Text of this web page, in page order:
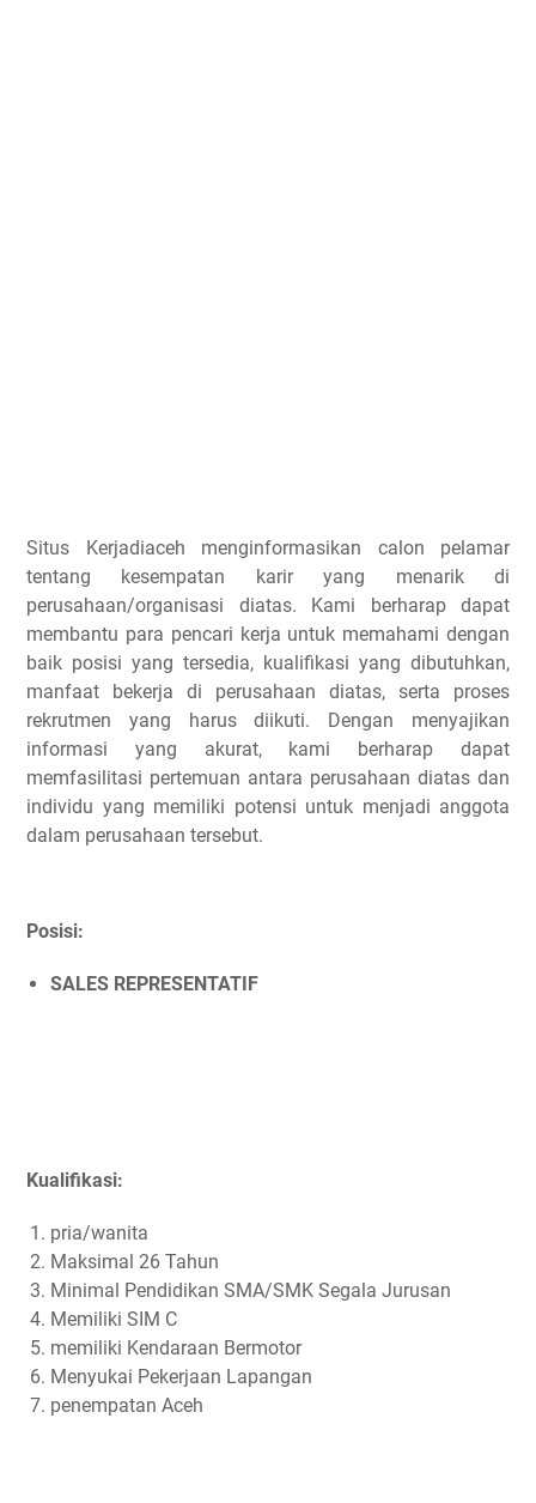
Situs Kerjadiaceh menginformasikan calon pelamar
tentang kesempatan karir yang menarik di
perusahaan/organisasi diatas. Kami berharap dapat
membantu para pencari kerja untuk memahami dengan
baik posisi yang tersedia, kualifikasi yang dibutuhkan,
manfaat bekerja di perusahaan diatas, serta proses
rekrutmen yang harus diikuti. Dengan menyajikan
informasi yang akurat, kami berharap dapat
memfasilitasi pertemuan antara perusahaan diatas dan
individu yang memiliki potensi untuk menjadi anggota
dalam perusahaan tersebut.
Posisi:
SALES REPRESENTATIF
Kualifikasi:
pria/wanita
Maksimal 26 Tahun
Minimal Pendidikan SMA/SMK Segala Jurusan
Memiliki SIM C
memiliki Kendaraan Bermotor
Menyukai Pekerjaan Lapangan
penempatan Aceh